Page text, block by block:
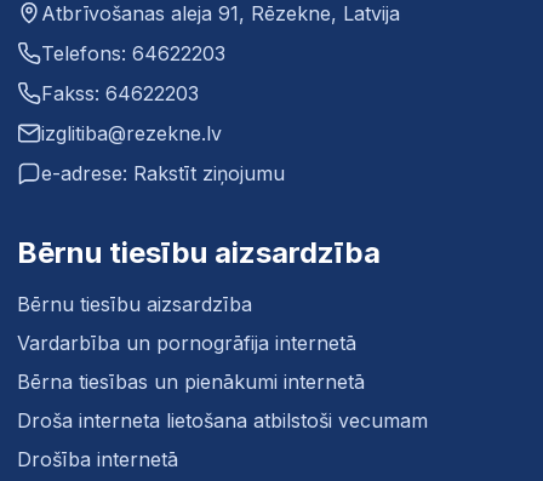
Atbrīvošanas aleja 91, Rēzekne, Latvija
Telefons: 64622203
Fakss: 64622203
izglitiba@rezekne.lv
e-adrese: Rakstīt ziņojumu
Bērnu tiesību aizsardzība
Bērnu tiesību aizsardzība
Vardarbība un pornogrāfija internetā
Bērna tiesības un pienākumi internetā
Droša interneta lietošana atbilstoši vecumam
Drošība internetā